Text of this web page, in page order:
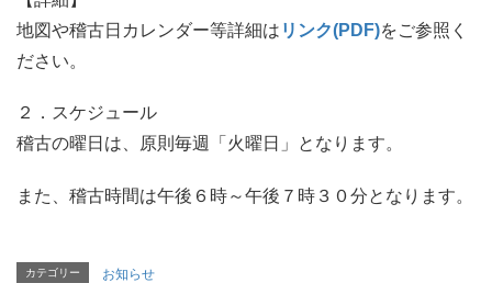
地図や稽古日カレンダー等詳細は リンク(PDF)をご参照く
ださい。
２．スケジュール
稽古の曜日は、原則毎週「火曜日」となります。
また、稽古時間は午後６時～午後７時３０分となります。
カテゴリー お知らせ